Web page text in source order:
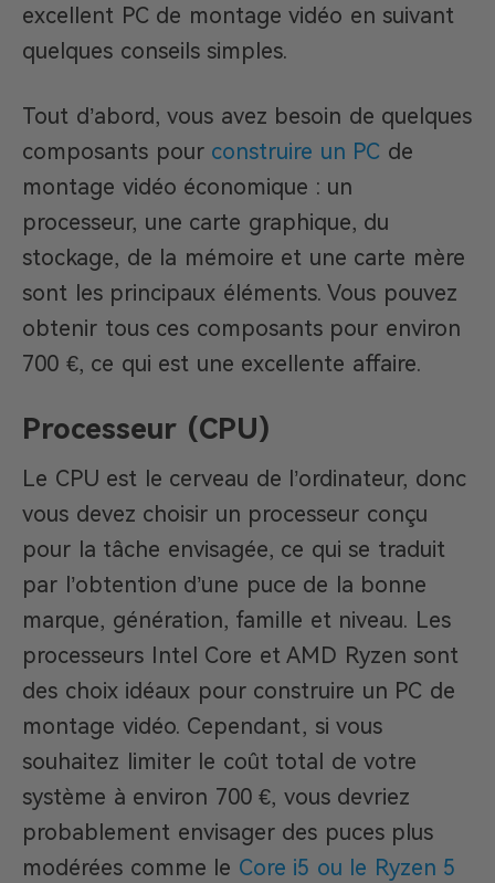
excellent PC de montage vidéo en suivant
quelques conseils simples.
Tout d’abord, vous avez besoin de quelques
composants pour construire un PC de
montage vidéo économique : un
processeur, une carte graphique, du
stockage, de la mémoire et une carte mère
sont les principaux éléments. Vous pouvez
obtenir tous ces composants pour environ
700 €, ce qui est une excellente affaire.
Processeur (CPU)
Le CPU est le cerveau de l’ordinateur, donc
vous devez choisir un processeur conçu
pour la tâche envisagée, ce qui se traduit
par l’obtention d’une puce de la bonne
marque, génération, famille et niveau. Les
processeurs Intel Core et AMD Ryzen sont
des choix idéaux pour construire un PC de
montage vidéo. Cependant, si vous
souhaitez limiter le coût total de votre
système à environ 700 €, vous devriez
probablement envisager des puces plus
modérées comme le Core i5 ou le Ryzen 5